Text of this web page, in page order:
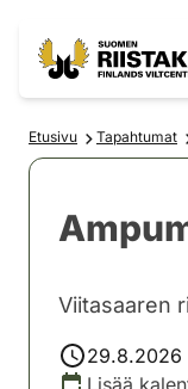
Etusivu Tapahtumat
Viitasaaren
29.8.2026
Lisää